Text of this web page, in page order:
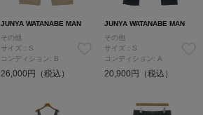
JUNYA WATANABE MAN
その他
サイズ：S
コンディション: B
26,000円（税込）
JUNYA WATANABE MAN
その他
サイズ：S
コンディション: A
20,900円（税込）